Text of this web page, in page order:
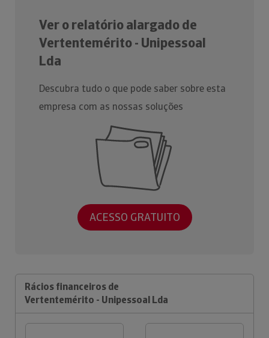
Ver o relatório alargado de
Vertentemérito - Unipessoal
Lda
Descubra tudo o que pode saber sobre esta
empresa com as nossas soluções
ACESSO GRATUITO
Rácios financeiros de
Vertentemérito - Unipessoal Lda